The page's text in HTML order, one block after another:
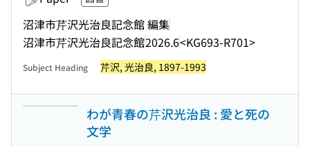
沼津市芹沢光治良記念館 編集
沼津市芹沢光治良記念館2026.6<KG693-R701>
Subject Heading 芹沢, 光治良, 1897-1993
わが青春の芹沢光治良 : 愛と死の
文学